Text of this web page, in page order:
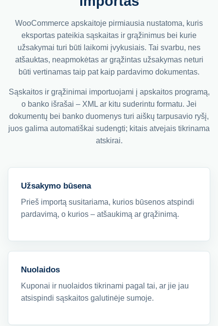
WooCommerce apskaitoje pirmiausia nustatoma, kuris
eksportas pateikia sąskaitas ir grąžinimus bei kurie
užsakymai turi būti laikomi įvykusiais. Tai svarbu, nes
atšauktas, neapmokėtas ar grąžintas užsakymas neturi
būti vertinamas taip pat kaip pardavimo dokumentas.
Sąskaitos ir grąžinimai importuojami į apskaitos programą,
o banko išrašai – XML ar kitu suderintu formatu. Jei
dokumentų bei banko duomenys turi aiškų tarpusavio ryšį,
juos galima automatiškai sudengti; kitais atvejais tikrinama
atskirai.
Užsakymo būsena
Prieš importą susitariama, kurios būsenos atspindi
pardavimą, o kurios – atšaukimą ar grąžinimą.
Nuolaidos
Kuponai ir nuolaidos tikrinami pagal tai, ar jie jau
atsispindi sąskaitos galutinėje sumoje.